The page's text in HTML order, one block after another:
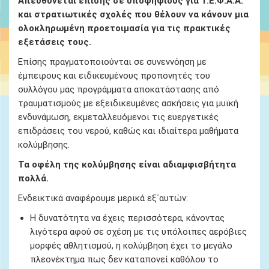
και στρατιωτικές σχολές που θέλουν να κάνουν μια
ολοκληρωμένη προετοιμασία για τις πρακτικές
εξετάσεις τους.
Επίσης πραγματοποιούνται σε συνεννόηση με
έμπειρους και ειδικευμένους προπονητές του
συλλόγου μας προγράμματα αποκατάστασης από
τραυματισμούς με εξειδικευμένες ασκήσεις για μυϊκή
ενδυνάμωση, εκμεταλλευόμενοι τις ευεργετικές
επιδράσεις του νερού, καθώς και ιδιαίτερα μαθήματα
κολύμβησης.
Τα οφέλη της κολύμβησης είναι αδιαμφισβήτητα
πολλά.
Ενδεικτικά αναφέρουμε μερικά εξ΄αυτών:
Η δυνατότητα να έχεις περισσότερα, κάνοντας
λιγότερα αφού σε σχέση με τις υπόλοιπες αερόβιες
μορφές αθλητισμού, η κολύμβηση έχει το μεγάλο
πλεονέκτημα πως δεν καταπονεί καθόλου το